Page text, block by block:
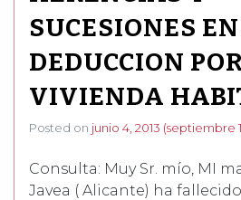
SUCESIONES
DEDUCCION
VIVIENDA
Posted on junio 4, 2013 (septiembre
Consulta: Muy Sr. mío, MI
Javea ( Alicante) ha